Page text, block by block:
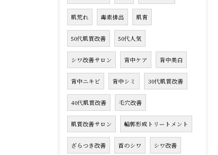
肌荒れ 毒素排出 肌育
50代肌質改善 50代人気
シワ改善サロン 背中ケア 背中美白
背中ニキビ 背中シミ 30代肌質改善
40代肌質改善 毛穴改善
肌質改善サロン 輪郭形成トリートメント
ざらつき改善 首のシワ シワ改善